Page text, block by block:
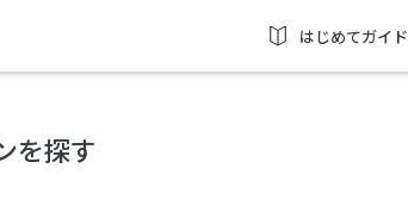
はじめてガイド
を探す